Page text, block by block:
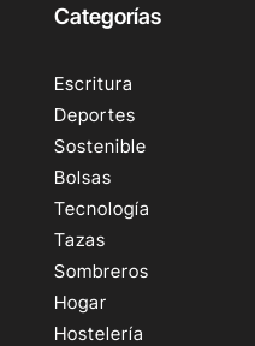
Categorías
Escritura
Deportes
Sostenible
Bolsas
Tecnología
Tazas
Sombreros
Hogar
Hostelería